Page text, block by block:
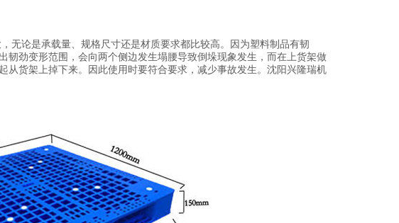
无论是承载量、规格尺寸还是材质要求都比较高。因为塑料制品有韧
韧劲变形范围，会向两个侧边发生塌腰导致倒垛现象发生，而在上货架做
从货架上掉下来。因此使用时要符合要求，减少事故发生。沈阳兴隆瑞机